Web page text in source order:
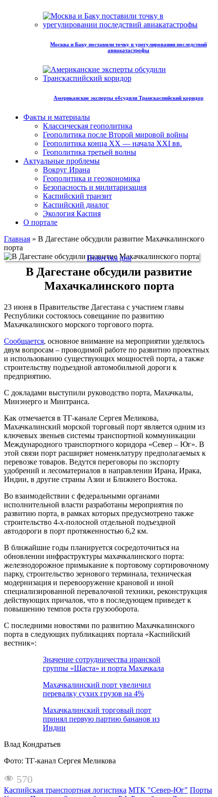
Москва и Баку поставили точку в урегулировании последствий
авиакатастрофы
Американские эксперты обсудили Транскаспийский коридор
Факты и материалы
Классическая геополитика
Геополитика после Второй мировой войны
Геополитика конца XX — начала XXI вв.
Геополитика третьей волны
Актуальные проблемы
Вокруг Ирана
Геополитика и геоэкономика
Безопасность и милитаризация
Каспийский транзит
Каспийский диалог
Экология Каспия
О портале
Главная » В Дагестане обсудили развитие Махачкалинского
порта
Повестка дня
В Дагестане обсудили развитие
Махачкалинского порта
23 июня в Правительстве Дагестана с участием главы
Республики состоялось совещание по развитию
Махачкалинского морского торгового порта.
Сообщается, основное внимание на мероприятии уделялось
двум вопросам – проводимой работе по развитию проектных
и использованию существующих мощностей порта, а также
строительству подъездной автомобильной дороги к
предприятию.
С докладами выступили руководство порта, Махачкалы,
Минэнерго и Минтранса.
Как отмечается в ТГ-канале Сергея Меликова,
Махачкалинский морской торговый порт является одним из
ключевых звеньев системы транспортной коммуникации
Международного транспортного коридора «Север – Юг». В
этой связи порт расширяет номенклатуру предполагаемых к
перевозке товаров. Ведутся переговоры по экспорту
удобрений и лесоматериалов в направлении Ирана, Ирака,
Индии, в другие страны Азии и Ближнего Востока.
Во взаимодействии с федеральными органами
исполнительной власти разработаны мероприятия по
развитию порта, в рамках которых предусмотрено также
строительство 4-х-полосной отдельной подъездной
автодороги в порт протяженностью 6,2 км.
В ближайшие годы планируется сосредоточиться на
обновлении инфраструктуры махачкалинского порта:
железнодорожное примыкание к портовому сортировочному
парку, строительство зернового терминала, техническая
модернизация и перевооружение крановой и иной
специализированной перевалочной техники, реконструкция
действующих причалов, что в последующем приведет к
повышению темпов роста грузооборота.
С последними новостями по развитию Махачкалинского
порта в следующих публикациях портала «Каспийский
вестник»:
Значение сотрудничества иранской
группы «Шаста» и порта Махачкала
Махачкалинский порт увеличил
перевалку сухих грузов на 4%
Махачкалинский торговый порт
принял первую партию бананов из
Индии
Влад Кондратьев
Фото: ТГ-канал Сергея Меликова
570
Каспийская транспортная логистика МТК "Север-Юг" Порты